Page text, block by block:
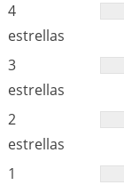
4
estrellas
3
estrellas
2
estrellas
1